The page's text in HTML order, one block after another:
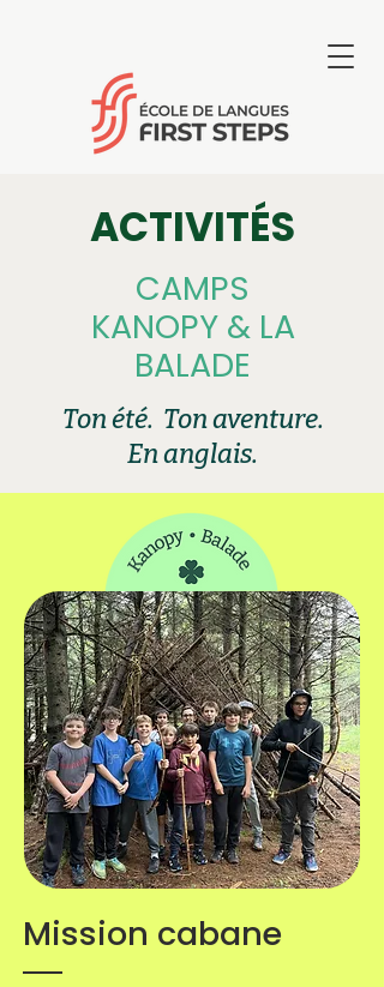
ACTIVITÉS
CAMPS
KANOPY & LA
BALADE
Ton été. Ton aventure.
En anglais.
Mission cabane